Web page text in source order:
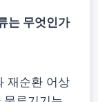
는 무엇인가
재순환 어상